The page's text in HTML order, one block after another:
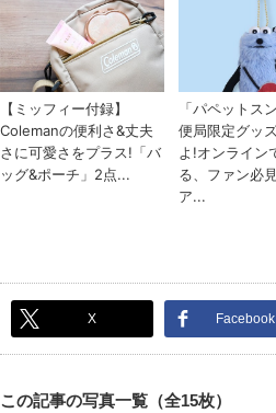
X Facebook
この記事の写真一覧（全15枚）